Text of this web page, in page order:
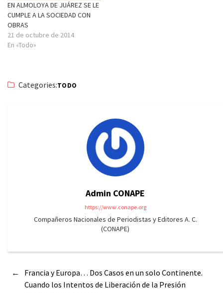
EN ALMOLOYA DE JUÁREZ SE LE
CUMPLE A LA SOCIEDAD CON
OBRAS
21 de octubre de 2014
En «Todo»
Categories:TODO
Admin CONAPE
https://www.conape.org
Compañeros Nacionales de Periodistas y Editores A. C.
(CONAPE)
←
Francia y Europa… Dos Casos en un solo Continente.
Cuando los Intentos de Liberación de la Presión